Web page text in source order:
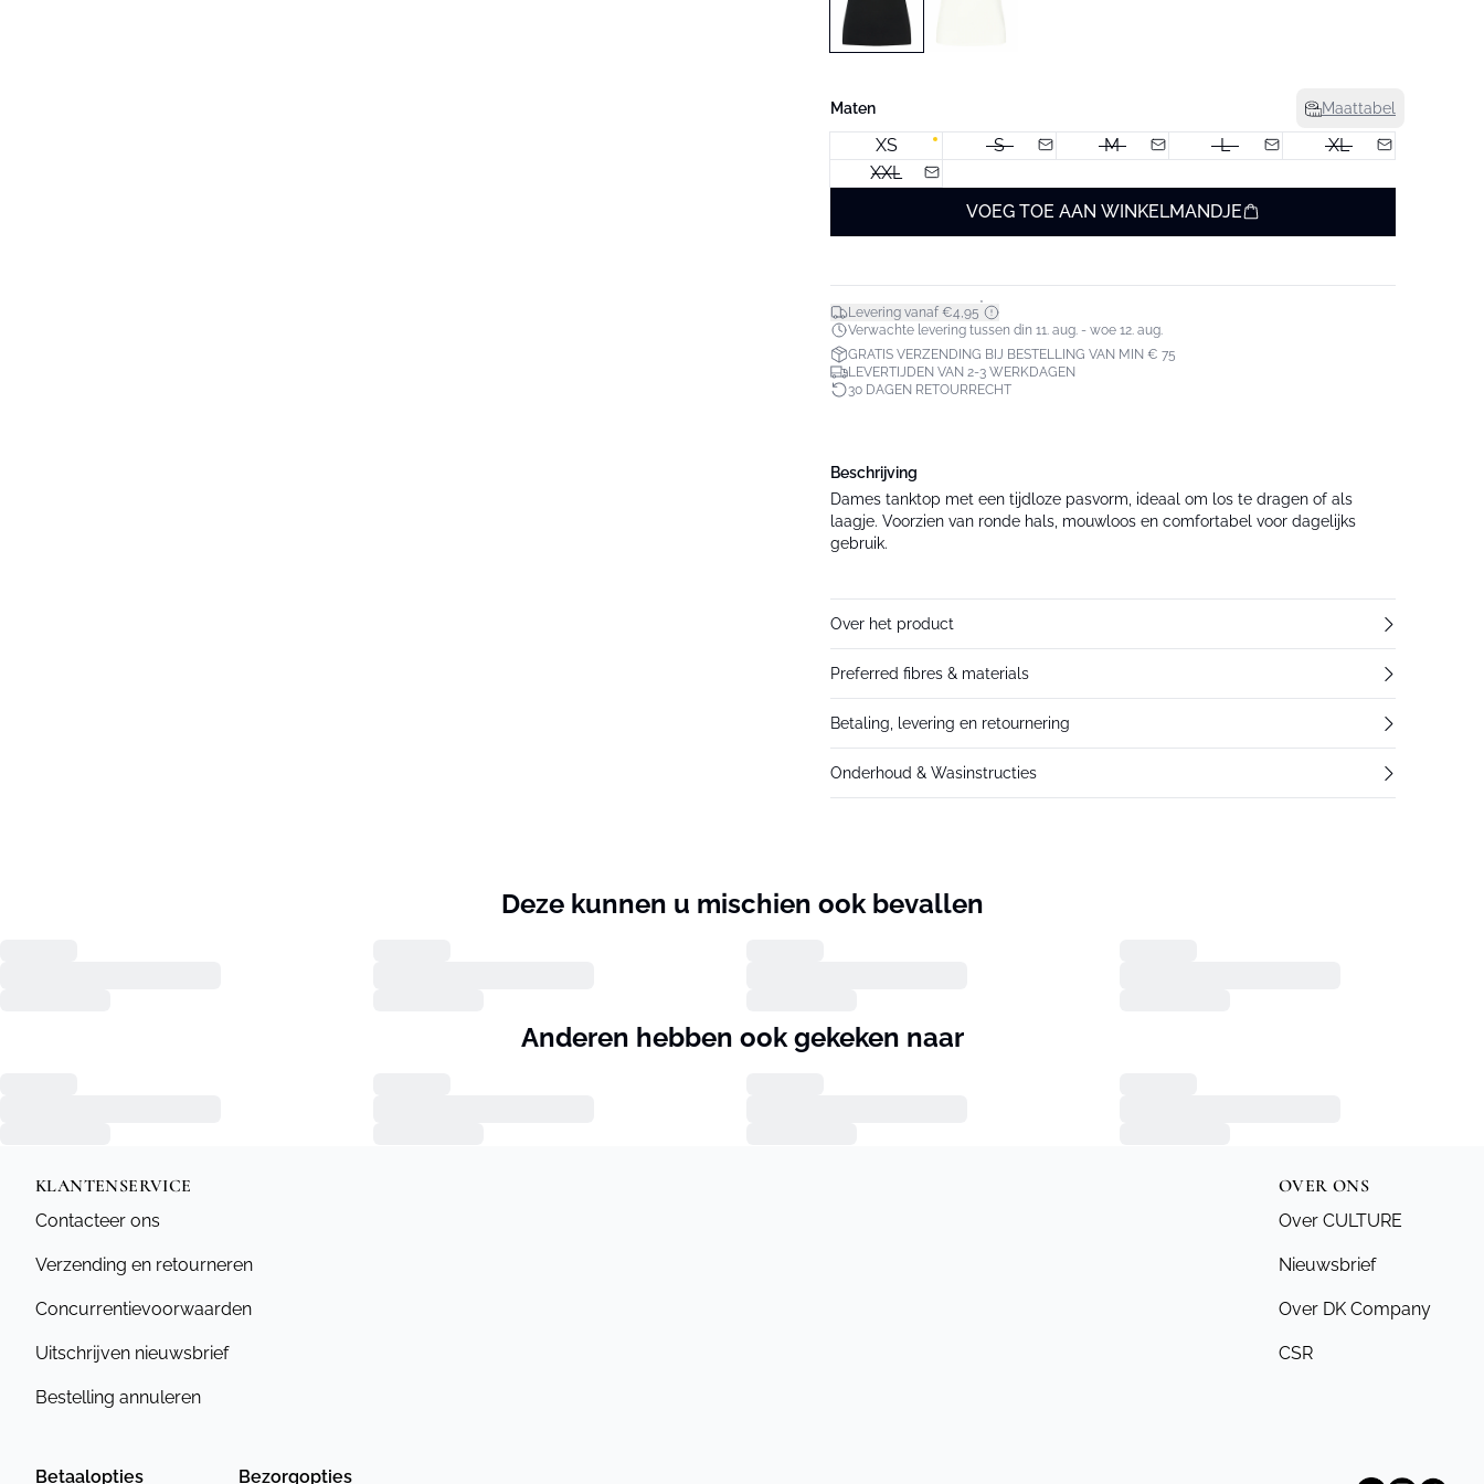
Maten Maattabel
XS S M L
XL
XXL
VOEG TOE AAN WINKELMANDJE
Levering vanaf €4,95*
Verwachte levering tussen din 11. aug. - woe 12. aug.
GRATIS VERZENDING BIJ BESTELLING VAN MIN € 75
LEVERTIJDEN VAN 2-3 WERKDAGEN
30 DAGEN RETOURRECHT
Beschrijving
Dames tanktop met een tijdloze pasvorm, ideaal om los te dragen of als
laagje. Voorzien van ronde hals, mouwloos en comfortabel voor dagelijks
gebruik.
Over het product
Preferred fibres & materials
Betaling, levering en retournering
Onderhoud & Wasinstructies
Deze kunnen u mischien ook bevallen
Anderen hebben ook gekeken naar
KLANTENSERVICE
Contacteer ons
Verzending en retourneren
Concurrentievoorwaarden
Uitschrijven nieuwsbrief
Bestelling annuleren
OVER ONS
Over CULTURE
Nieuwsbrief
Over DK Company
CSR
Betaalopties Bezorgopties